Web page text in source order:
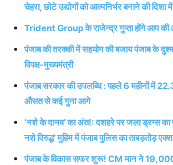
चेहरा, छोटे उद्योगों को आत्मनिर्भर बनाने की
Trident Group के राजेन्द्र गुप्ता होंगे आप की
पंजाब की तरक्की में सहयोग की बजाय पंजाब के
विपक्ष-मुख्यमंत्री
पंजाब सरकार की उपलब्धि : पहले 6 महीनों में
औसत से कई गुना आगे
‘नशे के दानव’ का अंत!: दशहरे पर जला ड्रग्स का
नशे विरुद्ध’ मुहिम में पंजाब पुलिस का ताबड़तोड़
पंजाब के विकास सफर शुरू! CM मान ने 19,000